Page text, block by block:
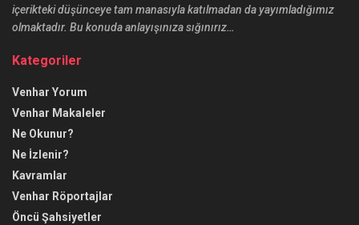
içerikteki düşünceye tam manasıyla katılmadan da yayımladığımız
olmaktadır. Bu konuda anlayışınıza sığınırız…
Kategoriler
Venhar Yorum
Venhar Makaleler
Ne Okunur?
Ne İzlenir?
Kavramlar
Venhar Röportajlar
Öncü Şahsiyetler